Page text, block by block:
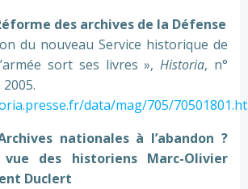
des archives de la Défense
du nouveau Service historique de
sort ses livres »,Historia, n°
data/mag/705/
nationales à l’abandon ?
des historiens Marc-Olivier
Duclert